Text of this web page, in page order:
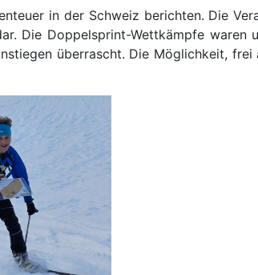
in der Schweiz berichten. Die
Die Doppelsprint-Wettkämpfe
überrascht. Die Möglichkeit,